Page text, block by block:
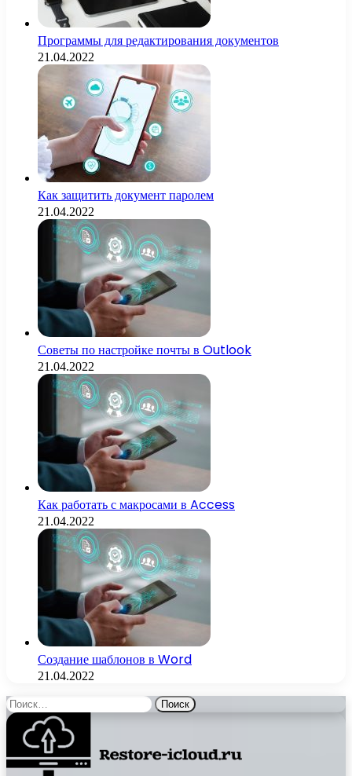
Программы для редактирования документов
21.04.2022
Как защитить документ паролем
21.04.2022
Советы по настройке почты в Outlook
21.04.2022
Как работать с макросами в Access
21.04.2022
Создание шаблонов в Word
21.04.2022
Найти: